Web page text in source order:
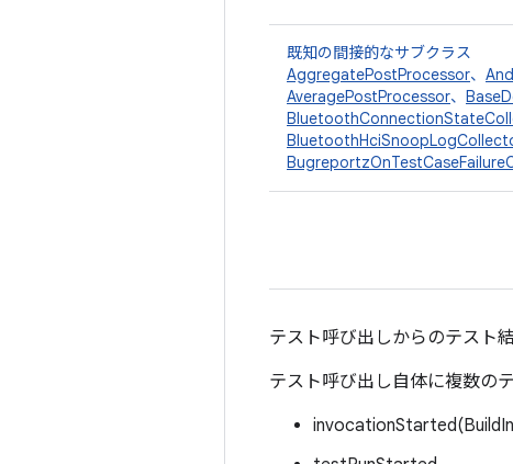
既知の間接的なサブクラス
AggregatePostProcessor、
AveragePostProcessor、
テスト呼び出しからのテスト
テスト呼び出し自体に複数の